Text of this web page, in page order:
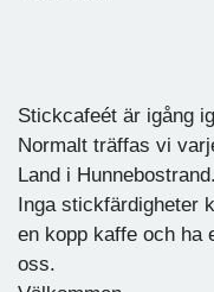
Stickcafeét är igång
Normalt träffas vi
Land i Hunnebostrand.
Inga stickfärdigheter
en kopp kaffe och ha
oss.